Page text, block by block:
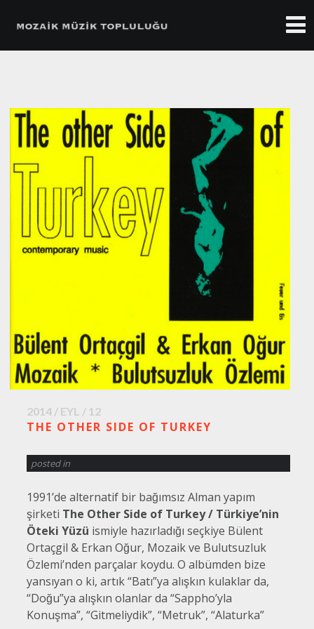
2014 / EYL / 12
THE OTHER SIDE OF TURKEY
posted in
1991’de alternatif bir bağımsız Alman yapım
şirketi The Other Side of Turkey / Türkiye’nin
Öteki Yüzü ismiyle hazırladığı seçkiye Bülent
Ortaçgil & Erkan Oğur, Mozaik ve Bulutsuzluk
Özlemi’nden parçalar koydu. O albümden bize
yansıyan o ki, artık “Batı”ya alışkın kulaklar da,
“Doğu”ya alışkın olanlar da “Sappho’yla
Konuşma”, “Gitmeliydik”, “Metruk”, “Alaturka”